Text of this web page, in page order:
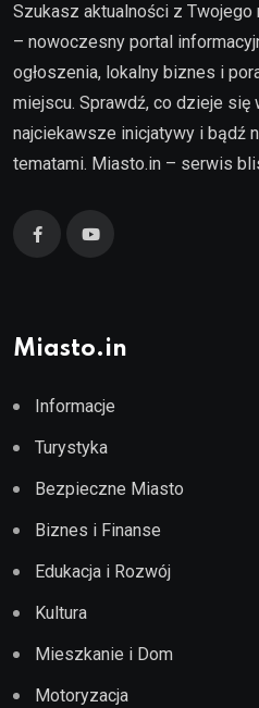
Szukasz aktualności z
– nowoczesny portal
ogłoszenia, lokalny biznes i
miejscu. Sprawdź, co dzieje się
najciekawsze inicjatywy i bądź
tematami. Miasto.in – serwis
Miasto.in
Informacje
Turystyka
Bezpieczne Miasto
Biznes i Finanse
Edukacja i Rozwój
Kultura
Mieszkanie i Dom
Motoryzacja